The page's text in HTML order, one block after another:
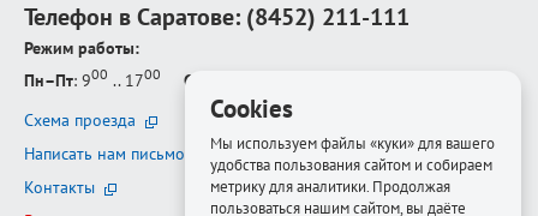
Телефон в Саратове: (8452) 211-111
Режим работы:
Пн–Пт: 900 .. 1700 Сб–Вс
Схема проезда
Написать нам письмо
Контакты
Cookies
Мы используем файлы «куки» для вашего
удобства пользования сайтом и собираем
метрику для аналитики. Продолжая
пользоваться нашим сайтом, вы даёте